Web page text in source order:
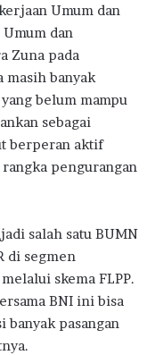
Umum dan
dan
Zuna pada
masih banyak
belum mampu
sebagai
berperan aktif
pengurangan
salah satu BUMN
di segmen
skema FLPP.
BNI ini bisa
banyak pasangan